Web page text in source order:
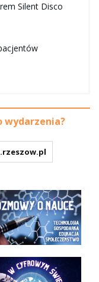
Silent Disco
wydarzenia?